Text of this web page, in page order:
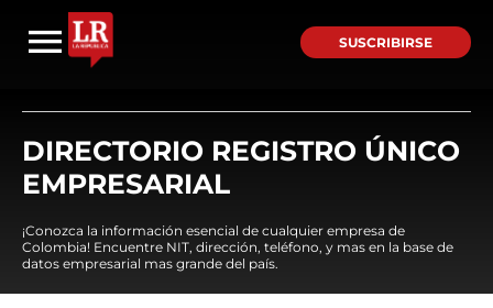
SUSCRIBIRSE
DIRECTORIO REGISTRO ÚNICO
EMPRESARIAL
¡Conozca la información esencial de cualquier empresa de
Colombia! Encuentre NIT, dirección, teléfono, y mas en la base de
datos empresarial mas grande del país.